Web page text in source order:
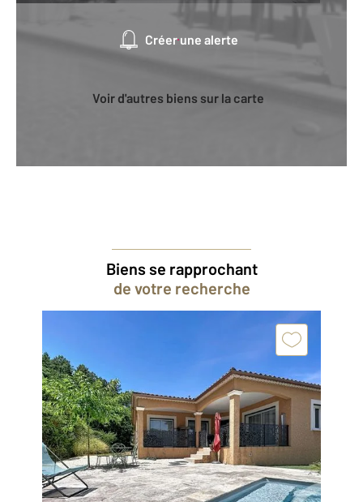
Créer une alerte
Voir d'autres biens sur la carte
Biens se rapprochant
de votre recherche